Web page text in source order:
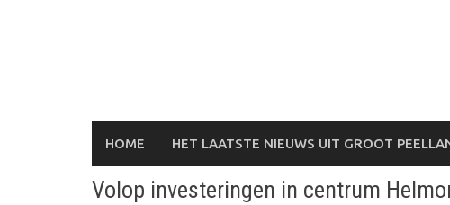
HOME HET LAATSTE NIEUWS UIT GROOT
Volop investeringen in centrum